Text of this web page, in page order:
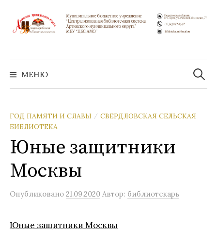
содержимому
МЕНЮ
Найти:
ГОД ПАМЯТИ И СЛАВЫ / СВЕРДЛОВСКАЯ СЕЛЬСКАЯ
БИБЛИОТЕКА
Юные защитники
Москвы
Опубликовано 21.09.2020 Автор: библиотекарь
Юные защитники Москвы